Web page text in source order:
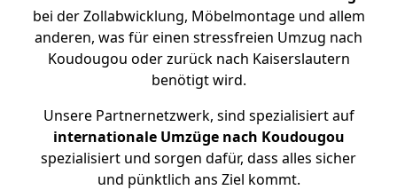
bei der Zollabwicklung, Möbelmontage und allem
anderen, was für einen stressfreien Umzug nach
Koudougou oder zurück nach Kaiserslautern
benötigt wird.
Unsere Partnernetzwerk, sind spezialisiert auf
internationale Umzüge nach Koudougou
spezialisiert und sorgen dafür, dass alles sicher
und pünktlich ans Ziel kommt.